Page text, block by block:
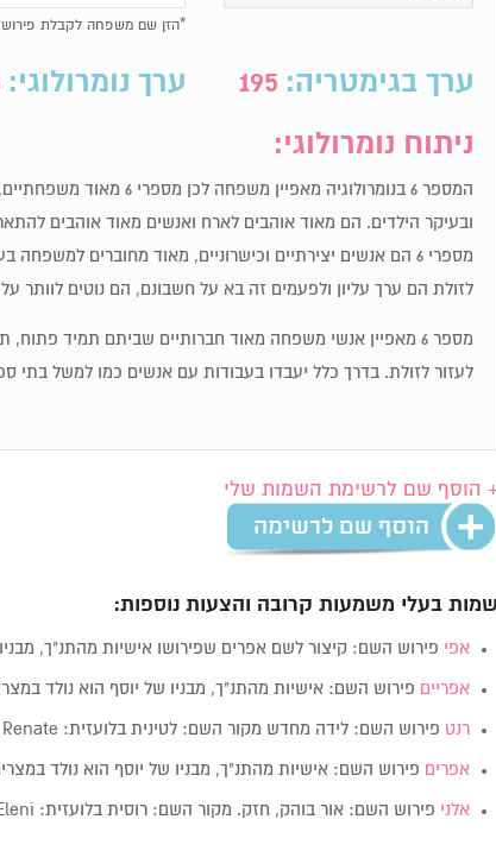
*הזן שם משפחה לקבלת פירוש
ערך בגימטריה: 195 ערך נומרולוגי:
ניתוח נומרולוגי:
המספר 6 בנומרולוגיה מאפיין
ובעיקר הילדים. הם מאוד אוהבים לארח ואנשים מאוד אוהבים
מספרי 6 הם אנשים יצירתיים וכישרוניים, מאוד מחוברים
לזולת הם ערך עליון ולפעמים זה בא על חשבונם, הם נוטים לוותר
מספר 6 מאפיין אנשי משפחה מאוד חברותיים שביתם תמיד
לעזור לזולת. בדרך כלל יעבדו בעבודות עם אנשים כמו למשל בתי
הוסף שם לרשימת השמות שלי
שמות בעלי משמעות קרובה והצעות נוספות:
אפי פירוש השם: קיצור לשם אפרים שפירושו אישיות מהתנ"ך,
אפריים פירוש השם: אישיות מהתנ"ך, מבניו של יוסף הוא נולד
רנט פירוש השם: לידה מחדש מקור השם: לטינית בלועזית: Renate מין: זכרנקבה…
אפרים פירוש השם: אישיות מהתנ"ך, מבניו של יוסף הוא נולד
אלני פירוש השם: אור בוהק, חזק. מקור השם: רוסית בלועזית: Eleni…